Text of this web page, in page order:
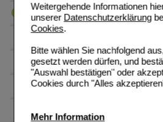
Weitergehende Informationen
unserer Datenschutzerklärung
Cookies.
Bitte wählen Sie nachfolgend
gesetzt werden dürfen, und
"Auswahl bestätigen" oder
Cookies durch "Alles
Mehr Information